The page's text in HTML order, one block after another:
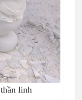
linh